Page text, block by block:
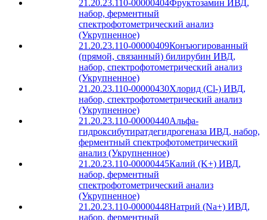
21.20.23.110-00000404Фруктозамин ИВД,
набор, ферментный
спектрофотометрический анализ
(Укрупненное)
21.20.23.110-00000409Конъюгированный
(прямой, связанный) билирубин ИВД,
набор, спектрофотометрический анализ
(Укрупненное)
21.20.23.110-00000430Хлорид (Cl-) ИВД,
набор, спектрофотометрический анализ
(Укрупненное)
21.20.23.110-00000440Альфа-
гидроксибутиратдегидрогеназа ИВД, набор,
ферментный спектрофотометрический
анализ (Укрупненное)
21.20.23.110-00000445Калий (K+) ИВД,
набор, ферментный
спектрофотометрический анализ
(Укрупненное)
21.20.23.110-00000448Натрий (Na+) ИВД,
набор, ферментный